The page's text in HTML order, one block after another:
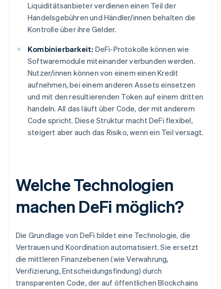
Liquiditätsanbieter verdienen einen Teil der
Handelsgebühren und Händler/innen behalten die
Kontrolle über ihre Gelder.
Kombinierbarkeit: DeFi-Protokolle können wie
Softwaremodule miteinander verbunden werden.
Nutzer/innen können von einem einen Kredit
aufnehmen, bei einem anderen Assets einsetzen
und mit den resultierenden Token auf einem dritten
handeln. All das läuft über Code, der mit anderem
Code spricht. Diese Struktur macht DeFi flexibel,
steigert aber auch das Risiko, wenn ein Teil versagt.
Welche Technologien
machen DeFi möglich?
Die Grundlage von DeFi bildet eine Technologie, die
Vertrauen und Koordination automatisiert. Sie ersetzt
die mittleren Finanzebenen (wie Verwahrung,
Verifizierung, Entscheidungsfindung) durch
transparenten Code, der auf öffentlichen Blockchains